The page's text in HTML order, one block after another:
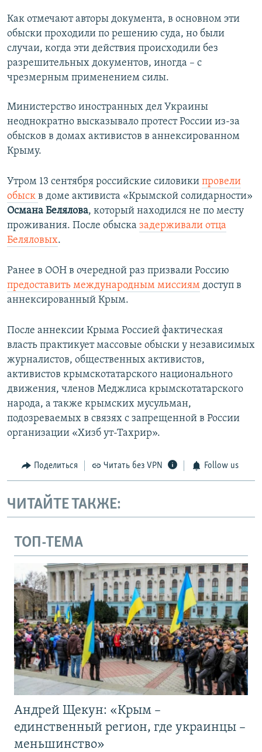
Как отмечают авторы документа, в основном эти
обыски проходили по решению суда, но были
случаи, когда эти действия происходили без
разрешительных документов, иногда – с
чрезмерным применением силы.
Министерство иностранных дел Украины
неоднократно высказывало протест России из-за
обысков в домах активистов в аннексированном
Крыму.
Утром 13 сентября российские силовики провели
обыск в доме активиста «Крымской солидарности»
Османа Белялова, который находился не по месту
проживания. После обыска задерживали отца
Беляловых.
Ранее в ООН в очередной раз призвали Россию
предоставить международным миссиям доступ в
аннексированный Крым.
После аннексии Крыма Россией фактическая
власть практикует массовые обыски у независимых
журналистов, общественных активистов,
активистов крымскотатарского национального
движения, членов Меджлиса крымскотатарского
народа, а также крымских мусульман,
подозреваемых в связях с запрещенной в России
организации «Хизб ут-Тахрир».
Поделиться Читать без VPN Follow us
ЧИТАЙТЕ ТАКЖЕ:
ТОП-ТЕМА
Андрей Щекун: «Крым –
единственный регион, где украинцы –
меньшинство»